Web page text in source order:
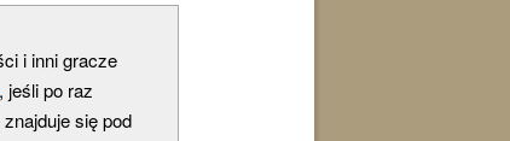
i inni gracze
, jeśli po raz
się pod